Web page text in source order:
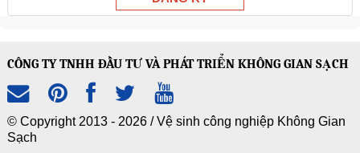
CÔNG TY TNHH ĐẦU TƯ VÀ PHÁT TRIỂN KHÔNG GIAN SẠCH
© Copyright 2013 - 2026 /Vệ sinh công nghiệp Không Gian
Sạch